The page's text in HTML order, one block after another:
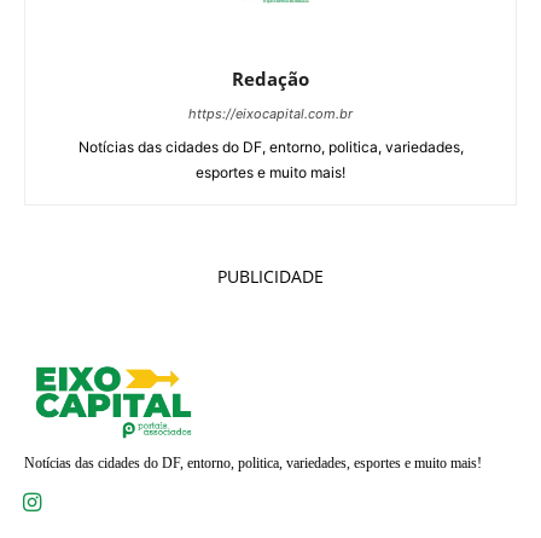
Redação
https://eixocapital.com.br
Notícias das cidades do DF, entorno, politica, variedades,
esportes e muito mais!
PUBLICIDADE
Notícias das cidades do DF, entorno, politica, variedades, esportes e muito mais!